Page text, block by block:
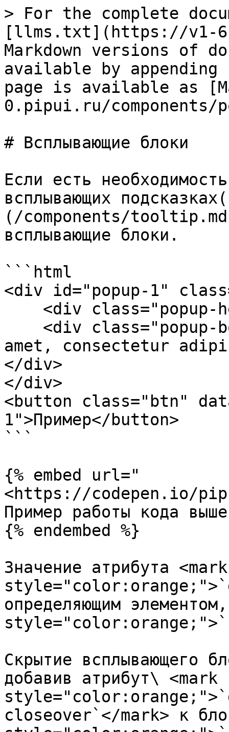
> For the complete
[llms.txt](https://v1-
Markdown versions of
available by
page is available as
0.pipui.ru/components/
# Всплывающие блоки
Если есть
всплывающих
(/components/
всплывающие блоки.
```html
<div id="popup-1"
amet, consectetur
</div>
</div>
<button class="btn"
1">Пример</button>
```
{% embed url="
<https://codepen.io/
Пример работы кода выше
{% endembed %}
Значение атрибута <mark
определяющим
Скрытие всплывающего
добавив атрибут\ <mark
closeover`</mark> к